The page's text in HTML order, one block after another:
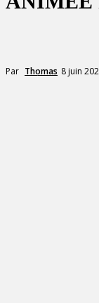
Par Thomas 8 juin